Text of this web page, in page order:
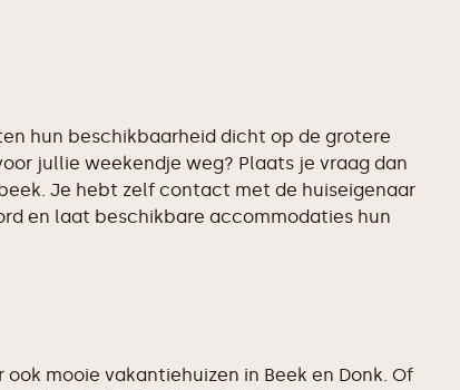
hun beschikbaarheid dicht op de grotere
jullie weekendje weg? Plaats je vraag dan
Je hebt zelf contact met de huiseigenaar
en laat beschikbare accommodaties hun
mooie vakantiehuizen in Beek en Donk. Of